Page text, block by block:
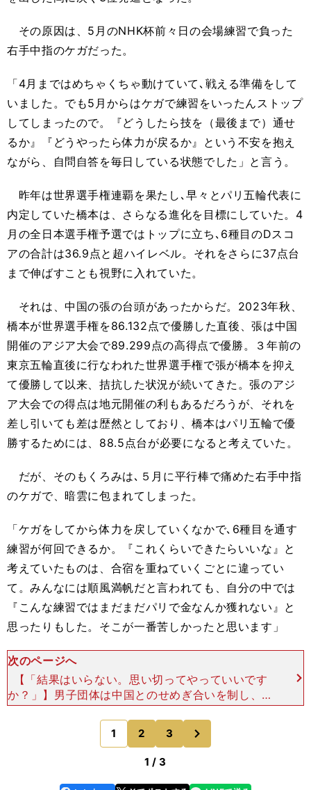
その原因は、5月のNHK杯前々日の会場練習で負った
右手中指のケガだった。
「4月まではめちゃくちゃ動けていて､戦える準備をして
いました。でも5月からはケガで練習をいったんストップ
してしまったので。『どうしたら技を（最後まで）通せ
るか』『どうやったら体力が戻るか』という不安を抱え
ながら、自問自答を毎日している状態でした」と言う。
昨年は世界選手権連覇を果たし､早々とパリ五輪代表に
内定していた橋本は、さらなる進化を目標にしていた。4
月の全日本選手権予選ではトップに立ち､6種目のDスコ
アの合計は36.9点と超ハイレベル。それをさらに37点台
まで伸ばすことも視野に入れていた。
それは、中国の張の台頭があったからだ。2023年秋、
橋本が世界選手権を86.132点で優勝した直後、張は中国
開催のアジア大会で89.299点の高得点で優勝。３年前の
東京五輪直後に行なわれた世界選手権で張が橋本を抑え
て優勝して以来、拮抗した状況が続いてきた。張のアジ
ア大会での得点は地元開催の利もあるだろうが、それを
差し引いても差は歴然としており、橋本はパリ五輪で優
勝するためには、88.5点台が必要になると考えていた。
だが、そのもくろみは､５月に平行棒で痛めた右手中指
のケガで、暗雲に包まれてしまった。
「ケガをしてから体力を戻していくなかで､6種目を通す
練習が何回できるか。『これくらいできたらいいな』と
考えていたものは、合宿を重ねていくごとに違ってい
て。みんなには順風満帆だと言われても、自分の中では
『こんな練習ではまだまだパリで金なんか獲れない』と
思ったりもした。そこが一番苦しかったと思います」
次のページへ
【「結果はいらない。思い切ってやっていいです
か？」】男子団体は中国とのせめぎ合いを制し、２
大会ぶりの頂点に photo by JMPA 個人総合予
選のあと、29日の団体戦前のミーティングで、橋
本はほ
1 2 3
1 / 3